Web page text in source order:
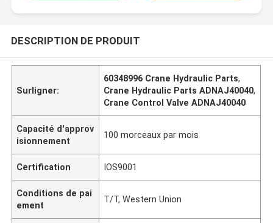
DESCRIPTION DE PRODUIT
Surligner:
60348996 Crane Hydraulic Parts,
Crane Hydraulic Parts ADNAJ40040,
Crane Control Valve ADNAJ40040
Capacité d'approv
isionnement
100 morceaux par mois
Certification IOS9001
Conditions de pai
ement
T/T, Western Union